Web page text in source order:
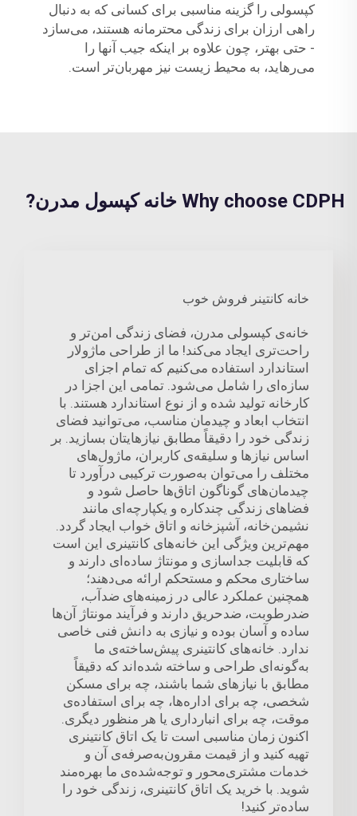
کپسولی را گزینه مناسبی برای کسانی که به دنبال
راهی ارزان برای زندگی محترمانه هستند، می‌سازد
- حتی بهتر، چون علاوه بر اینکه جیب آنها را
می‌رهاید، به محیط زیست نیز مهربان‌تر است.
Why choose CDPH خانه کپسول مدرن?
خانه کانتینر فروش خوب
خانه‌ی کپسولی مدرن، فضای زندگی امن‌تر و
راحت‌تری ایجاد می‌کند! ما از طراحی ماژولار
استاندارد استفاده می‌کنیم که تمام اجزای
سازه‌ای را شامل می‌شود. تمامی این اجزا در
کارخانه تولید شده و از نوع استاندارد هستند. با
انتخاب ابعاد و چیدمان مناسب، می‌توانید فضای
زندگی خود را دقیقاً مطابق نیازهایتان بسازید. بر
اساس نیازها و سلیقه‌ی کاربران، ماژول‌های
مختلف را می‌توان به‌صورت ترکیبی درآورد تا
چیدمان‌های گوناگون اتاق‌ها حاصل شود و
فضاهای زندگی چندکاره و یکپارچه‌ای مانند
نشیمن‌خانه، آشپزخانه و اتاق خواب ایجاد گردد.
مهم‌ترین ویژگی این خانه‌های کانتینری این است
که قابلیت جداسازی و مونتاژ ساده‌ای دارند و
ساختاری محکم و مستحکم ارائه می‌دهند؛
همچنین عملکرد عالی در زمینه‌های ضدآب،
ضدرطوبت، ضدحریق دارند و فرآیند مونتاژ آن‌ها
ساده و آسان بوده و نیازی به دانش فنی خاصی
ندارد. خانه‌های کانتینری پیش‌ساخته‌ی ما
به‌گونه‌ای طراحی و ساخته شده‌اند که دقیقاً
مطابق با نیازهای شما باشند، چه برای مسکن
شخصی، چه برای اداره‌ها، چه برای استفاده‌ی
موقت، چه برای انبارداری یا هر منظور دیگری.
اکنون زمان مناسبی است تا یک اتاق کانتینری
تهیه کنید و از قیمت مقرون‌به‌صرفه‌ی آن و
خدمات مشتری‌محور و توجه‌شده‌ی ما بهره‌مند
شوید. با خرید یک اتاق کانتینری، زندگی خود را
ساده‌تر کنید!